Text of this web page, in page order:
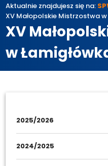
Aktualnie znajdujesz się na:
XV Małopolskie Mistrzostwa
XV
w
2025/2026
2024/2025